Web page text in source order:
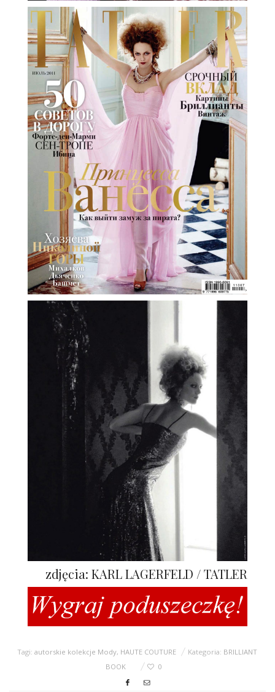
zdjęcia: KARL LAGERFELD / TATLER
Tagi:autorskie kolekcje Mody, HAUTE COUTURE Kategoria: BRILLIANT
BOOK
0